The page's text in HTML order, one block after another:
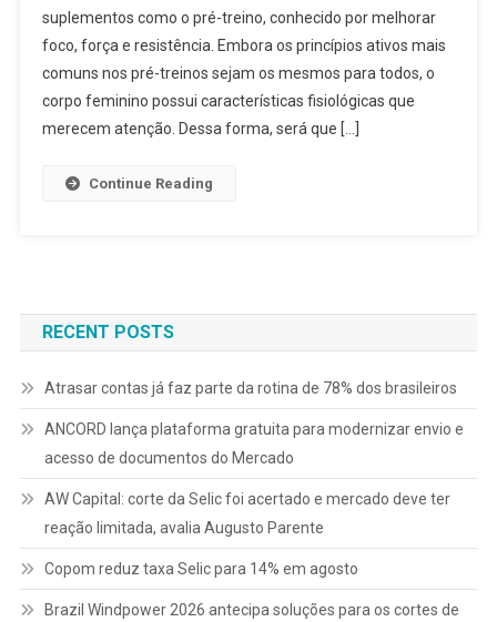
suplementos como o pré-treino, conhecido por melhorar
foco, força e resistência. Embora os princípios ativos mais
comuns nos pré-treinos sejam os mesmos para todos, o
corpo feminino possui características fisiológicas que
merecem atenção. Dessa forma, será que […]
Continue Reading
RECENT POSTS
Atrasar contas já faz parte da rotina de 78% dos brasileiros
ANCORD lança plataforma gratuita para modernizar envio e
acesso de documentos do Mercado
AW Capital: corte da Selic foi acertado e mercado deve ter
reação limitada, avalia Augusto Parente
Copom reduz taxa Selic para 14% em agosto
Brazil Windpower 2026 antecipa soluções para os cortes de